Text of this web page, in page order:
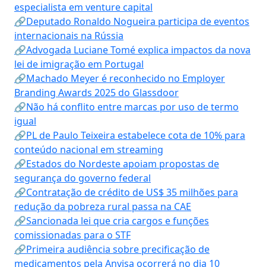
especialista em venture capital
🔗Deputado Ronaldo Nogueira participa de eventos
internacionais na Rússia
🔗Advogada Luciane Tomé explica impactos da nova
lei de imigração em Portugal
🔗Machado Meyer é reconhecido no Employer
Branding Awards 2025 do Glassdoor
🔗Não há conflito entre marcas por uso de termo
igual
🔗PL de Paulo Teixeira estabelece cota de 10% para
conteúdo nacional em streaming
🔗Estados do Nordeste apoiam propostas de
segurança do governo federal
🔗Contratação de crédito de US$ 35 milhões para
redução da pobreza rural passa na CAE
🔗Sancionada lei que cria cargos e funções
comissionadas para o STF
🔗Primeira audiência sobre precificação de
medicamentos pela Anvisa ocorrerá no dia 10